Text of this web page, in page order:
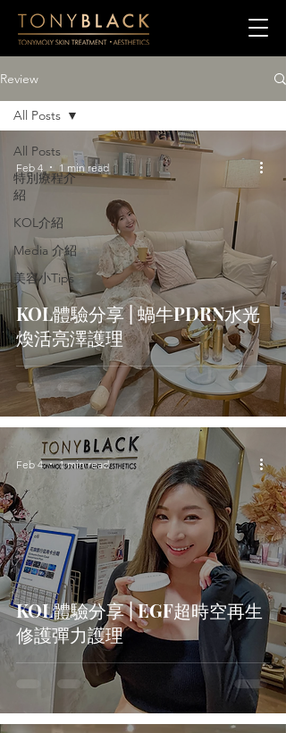
Review
All Posts
特別療程介
紹
KOL介紹
Media 介紹
美容小Tips
All Posts
KOL體驗分享 | 蝸牛PDRN水光
煥活亮澤護理
Feb 4 1 min read
KOL體驗分享 | EGF超時空再生
修護彈力護理
Feb 4 1 min read